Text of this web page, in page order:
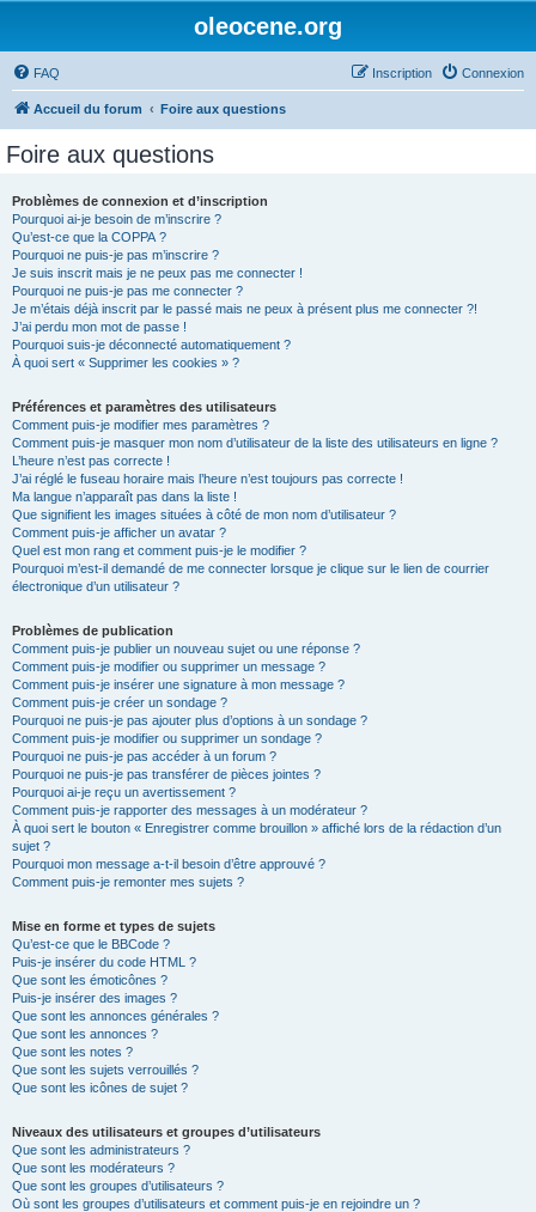
oleocene.org
FAQ Connexion
Inscription
Accueil du forum Foire aux questions
Foire aux questions
Problèmes de connexion et d’inscription
Pourquoi ai-je besoin de m’inscrire ?
Qu’est-ce que la COPPA ?
Pourquoi ne puis-je pas m’inscrire ?
Je suis inscrit mais je ne peux pas me connecter !
Pourquoi ne puis-je pas me connecter ?
Je m’étais déjà inscrit par le passé mais ne peux à présent plus me connecter ?!
J’ai perdu mon mot de passe !
Pourquoi suis-je déconnecté automatiquement ?
À quoi sert « Supprimer les cookies » ?
Préférences et paramètres des utilisateurs
Comment puis-je modifier mes paramètres ?
Comment puis-je masquer mon nom d’utilisateur de la liste des utilisateurs en ligne ?
L’heure n’est pas correcte !
J’ai réglé le fuseau horaire mais l’heure n’est toujours pas correcte !
Ma langue n’apparaît pas dans la liste !
Que signifient les images situées à côté de mon nom d’utilisateur ?
Comment puis-je afficher un avatar ?
Quel est mon rang et comment puis-je le modifier ?
Pourquoi m’est-il demandé de me connecter lorsque je clique sur le lien de courrier
électronique d’un utilisateur ?
Problèmes de publication
Comment puis-je publier un nouveau sujet ou une réponse ?
Comment puis-je modifier ou supprimer un message ?
Comment puis-je insérer une signature à mon message ?
Comment puis-je créer un sondage ?
Pourquoi ne puis-je pas ajouter plus d’options à un sondage ?
Comment puis-je modifier ou supprimer un sondage ?
Pourquoi ne puis-je pas accéder à un forum ?
Pourquoi ne puis-je pas transférer de pièces jointes ?
Pourquoi ai-je reçu un avertissement ?
Comment puis-je rapporter des messages à un modérateur ?
À quoi sert le bouton « Enregistrer comme brouillon » affiché lors de la rédaction d’un
sujet ?
Pourquoi mon message a-t-il besoin d’être approuvé ?
Comment puis-je remonter mes sujets ?
Mise en forme et types de sujets
Qu’est-ce que le BBCode ?
Puis-je insérer du code HTML ?
Que sont les émoticônes ?
Puis-je insérer des images ?
Que sont les annonces générales ?
Que sont les annonces ?
Que sont les notes ?
Que sont les sujets verrouillés ?
Que sont les icônes de sujet ?
Niveaux des utilisateurs et groupes d’utilisateurs
Que sont les administrateurs ?
Que sont les modérateurs ?
Que sont les groupes d’utilisateurs ?
Où sont les groupes d’utilisateurs et comment puis-je en rejoindre un ?